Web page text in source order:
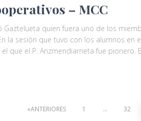
– MCC
Gaztelueta quien fuera uno de los
la sesión que tuvo con los alumnos
que el P. Arizmendiarrieta fue pionero.
ANTERIORES 1 … 32